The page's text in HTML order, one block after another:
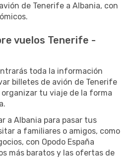
de Tenerife a Albania, con
vuelos Tenerife -
toda la información
billetes de avión de Tenerife
organizar tu viaje de la forma
a Albania para pasar tus
a familiares o amigos, como
con Opodo España
más baratos y las ofertas de